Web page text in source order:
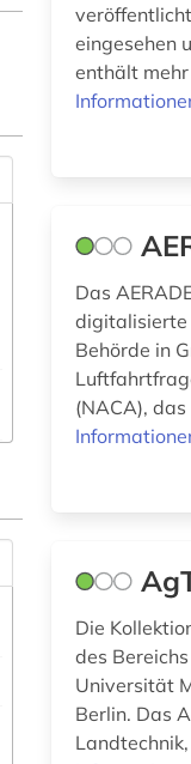
eingesehen
enthält
Das
digitalisierte
Behörde in
(NACA),
Die
des
Universität
Berlin. Das